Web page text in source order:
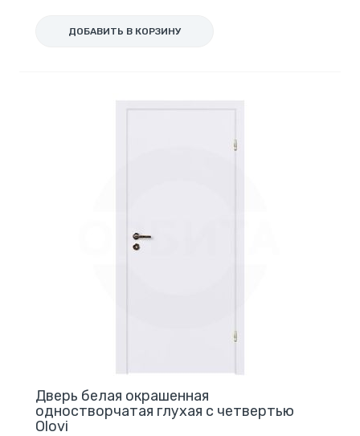
ДОБАВИТЬ В КОРЗИНУ
Дверь белая окрашенная
одностворчатая глухая с четвертью
Olovi